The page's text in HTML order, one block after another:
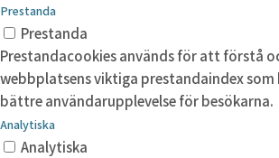
Prestanda
Prestanda
Prestandacookies används för att förstå
webbplatsens viktiga prestandaindex
bättre användarupplevelse för besökarna.
Analytiska
Analytiska